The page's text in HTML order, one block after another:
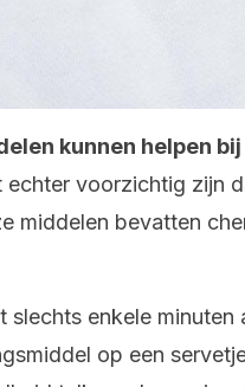
kunnen helpen
echter voorzichtig zijn
middelen bevatten
slechts enkele
op een